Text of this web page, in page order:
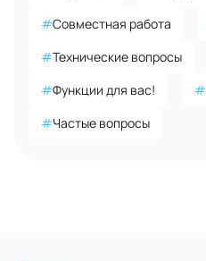
#Совместная работа
#Технические вопросы
#Функции для вас! #
#Частые вопросы